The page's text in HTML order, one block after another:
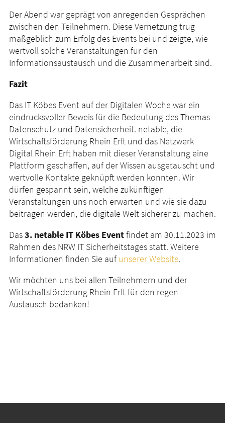
Der Abend war geprägt von anregenden Gesprächen
zwischen den Teilnehmern. Diese Vernetzung trug
maßgeblich zum Erfolg des Events bei und zeigte, wie
wertvoll solche Veranstaltungen für den
Informationsaustausch und die Zusammenarbeit sind.
Fazit
Das IT Köbes Event auf der Digitalen Woche war ein
eindrucksvoller Beweis für die Bedeutung des Themas
Datenschutz und Datensicherheit. netable, die
Wirtschaftsförderung Rhein Erft und das Netzwerk
Digital Rhein Erft haben mit dieser Veranstaltung eine
Plattform geschaffen, auf der Wissen ausgetauscht und
wertvolle Kontakte geknüpft werden konnten. Wir
dürfen gespannt sein, welche zukünftigen
Veranstaltungen uns noch erwarten und wie sie dazu
beitragen werden, die digitale Welt sicherer zu machen.
Das3. netable IT Köbes Eventfindet am 30.11.2023 im
Rahmen des NRW IT Sicherheitstages statt. Weitere
Informationen finden Sie auf unserer Website.
Wir möchten uns bei allen Teilnehmern und der
Wirtschaftsförderung Rhein Erft für den regen
Austausch bedanken!